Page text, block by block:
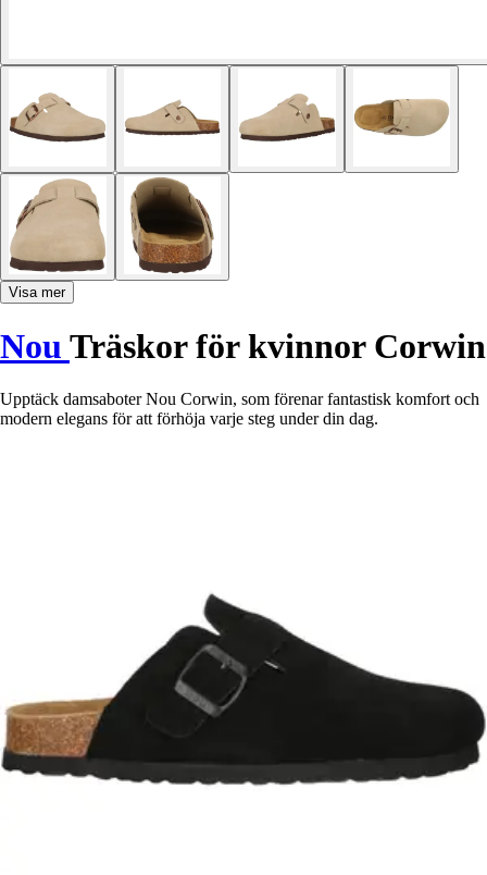
Visa mer
Nou Träskor för kvinnor Corwin
Upptäck damsaboter Nou Corwin, som förenar fantastisk komfort och
modern elegans för att förhöja varje steg under din dag.